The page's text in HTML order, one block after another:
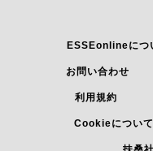
ESSEonlineにつ
お問い合わせ
利用規約
Cookieについて